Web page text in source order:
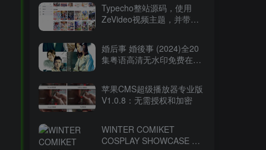
Typecho整站源码，使用
ZeVideo视频主题，并带有
婚后事 婚後事 (2024)全20
集粤语高清无水印免费在线
苹果CMS超级播放器专业版
V1.0.8：无需授权和加密
WINTER COMIKET
COSPLAY SHOWCASE コ